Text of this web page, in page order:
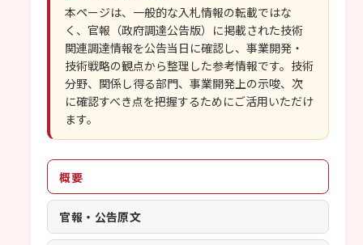
本ページは、一般的な入札情報の転載ではな
く、官報（政府調達公告版）に掲載された技術
関連調達情報を公告当日に確認し、事業開発・
技術戦略の観点から整理した参考情報です。技術
分野、関係し得る部門、事業開発上の示唆、次
に確認すべき点を把握するためにご活用いただけ
ます。
概要
官報・公告原文